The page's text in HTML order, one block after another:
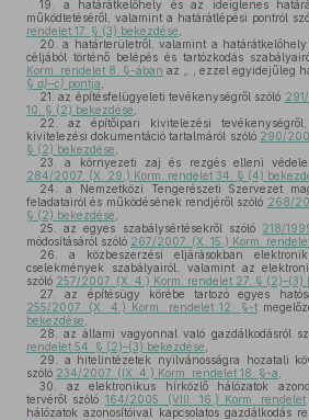
19.
a határátkelőhely és az ideiglenes
működtetéséről, valamint a határátlépési pontról
rendelet 17. § (3) bekezdése
20.
a határterületről, valamint a
céljából történő belépés és tartózkodás
Korm. rendelet 8. §-ában az „ , ezzel egyidejűleg
§ a)–c) pontja
21. az építésfelügyeleti tevékenységről szóló
10. § (2) bekezdése
22.
az építőipari kivitelezési
kivitelezési dokumentáció tartalmáról szóló 290/
§ (2) bekezdése
23.
a környezeti zaj és rezgés elleni
284/2007. (X. 29.) Korm. rendelet 34. § (4)
24.
a Nemzetközi Tengerészeti Szervezet
feladatairól és működésének rendjéről szóló 268/
§ (2) bekezdése
25.
az egyes szabálysértésekről szóló 218/
módosításáról szóló 267/2007. (X. 15.) Korm.
26.
a közbeszerzési eljárásokban
cselekmények szabályairól, valamint az
szóló 257/2007. (X. 4.) Korm. rendelet 27. § (2)–(3)
27.
az építésügy körébe tartozó egyes
255/2007. (X. 4.) Korm. rendelet 12. §-t
bekezdése
28.
az állami vagyonnal való gazdálkodásról
rendelet 54. § (2)–(3) bekezdése
29.
a hitelintézetek nyilvánosságra hozatali
szóló 234/2007. (IX. 4.) Korm. rendelet 18. §-a
30.
az elektronikus hírközlő hálózatok
tervéről szóló 164/2005. (VIII. 16.) Korm. rendelet
hálózatok azonosítóival kapcsolatos gazdálkodás